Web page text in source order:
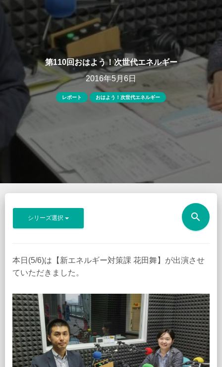
第110回おはよう！次世代エネルギー
2016年5月6日
レポート おはよう！次世代エネルギー
シリーズ選択 search
本日(5/6)は【新エネルギー対策課 花田舞】が出演させ
ていただきました。